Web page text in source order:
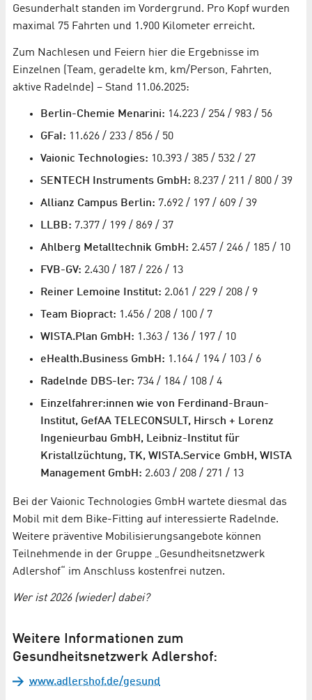
Gesunderhalt standen im Vordergrund. Pro Kopf wurden
maximal 75 Fahrten und 1.900 Kilometer erreicht.
Zum Nachlesen und Feiern hier die Ergebnisse im
Einzelnen (Team, geradelte km, km/Person, Fahrten,
aktive Radelnde) – Stand 11.06.2025:
Berlin-Chemie Menarini: 14.223 / 254 / 983 / 56
GFaI: 11.626 / 233 / 856 / 50
Vaionic Technologies: 10.393 / 385 / 532 / 27
SENTECH Instruments GmbH: 8.237 / 211 / 800 / 39
Allianz Campus Berlin: 7.692 / 197 / 609 / 39
LLBB: 7.377 / 199 / 869 / 37
Ahlberg Metalltechnik GmbH: 2.457 / 246 / 185 / 10
FVB-GV: 2.430 / 187 / 226 / 13
Reiner Lemoine Institut: 2.061 / 229 / 208 / 9
Team Biopract: 1.456 / 208 / 100 / 7
WISTA.Plan GmbH: 1.363 / 136 / 197 / 10
eHealth.Business GmbH: 1.164 / 194 / 103 / 6
Radelnde DBS-ler: 734 / 184 / 108 / 4
Einzelfahrer:innen wie von Ferdinand-Braun-
Institut, GefAA TELECONSULT, Hirsch + Lorenz
Ingenieurbau GmbH, Leibniz-Institut für
Kristallzüchtung, TK, WISTA.Service GmbH, WISTA
Management GmbH: 2.603 / 208 / 271 / 13
Bei der Vaionic Technologies GmbH wartete diesmal das
Mobil mit dem Bike-Fitting auf interessierte Radelnde.
Weitere präventive Mobilisierungsangebote können
Teilnehmende in der Gruppe „Gesundheitsnetzwerk
Adlershof“ im Anschluss kostenfrei nutzen.
Wer ist 2026 (wieder) dabei?
Weitere Informationen zum
Gesundheitsnetzwerk Adlershof:
www.adlershof.de/gesund